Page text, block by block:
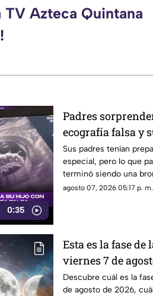
Azteca Quintana
0:35
Padres
ecografía falsa y
inolvidable
Sus padres tenían
especial, pero lo que
terminó siendo una
reacción de su hijo asi
agosto 07, 2026 05:17 p. m.
Esta es la fase de
viernes 7 de
verá el astro
Descubre cuál es la
de agosto de 2026,